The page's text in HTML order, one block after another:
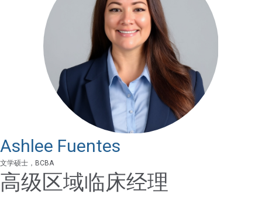
Ashlee Fuentes
文学硕士，BCBA
高级区域临床经理